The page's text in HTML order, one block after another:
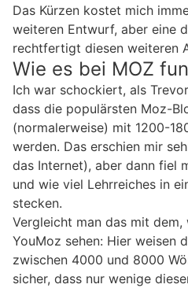
Das Kürzen kostet mich
weiteren Entwurf, aber eine
rechtfertigt diesen weiteren
Wie es bei MOZ
Ich war schockiert, als
dass die populärsten Moz-
(normalerweise) mit 1200-
werden. Das erschien mir
das Internet), aber dann fiel
und wie viel Lehrreiches in
stecken.
Vergleicht man das mit
YouMoz sehen: Hier weisen
zwischen 4000 und 8000
sicher, dass nur wenige